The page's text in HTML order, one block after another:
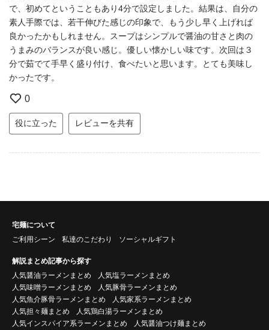
で、初めてということもあり4分で設定しました。結果は、自分の
素人手際では、若干伸びた感じの印象で、もう少し早く上げれば
良かったかもしれません。スープはシンプルで醤油の甘さと肉の
うまみのバランスが良い感じ。優しい懐かしい味です。次回は３
分で茹でて手早く盛り付け、食べたいと思います。とても美味し
かったです。
0
役に立った レビューを共有
宅麺について
ご利用シーン
私達のこだわり ソーシャルギフト
解説まとめ記事から探す
人気醤油ラーメンまとめ
人気塩ラーメンまとめ
人気味噌ラーメンまとめ
人気豚骨ラーメンまとめ
人気魚介豚骨ラーメンまとめ
人気家系ラーメンまとめ
人気担々麺まとめ
人気鶏白湯ラーメンまとめ
人気インスパイア系ラーメンまとめ
人気醤油つけ麺まとめ